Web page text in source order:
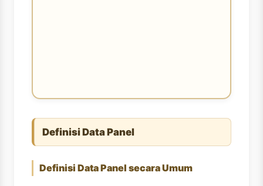
Definisi Data Panel
Definisi Data Panel secara Umum